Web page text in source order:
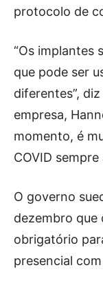
protocolo de
“Os implantes
que pode ser
diferentes”,
empresa,
momento, é
COVID
O governo
dezembro que
obrigatório
presencial